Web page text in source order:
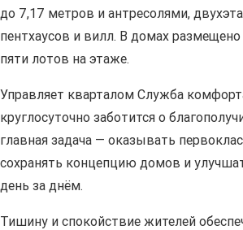
до 7,17 метров и антресолями,
пентхаусов и вилл. В домах
пяти лотов на этаже.
Управляет кварталом Служба
круглосуточно заботится о
главная задача — оказывать
сохранять концепцию домов и
день за днём.
Тишину и спокойствие жителей